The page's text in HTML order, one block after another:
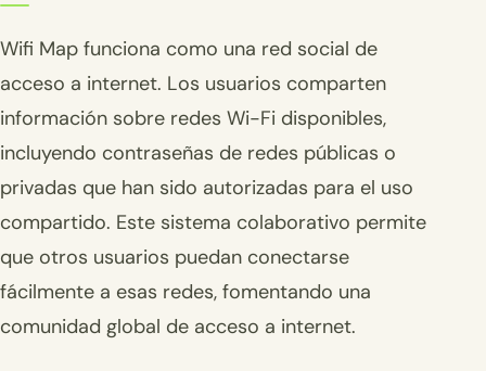
Wifi Map funciona como una red social de
acceso a internet. Los usuarios comparten
información sobre redes Wi-Fi disponibles,
incluyendo contraseñas de redes públicas o
privadas que han sido autorizadas para el uso
compartido. Este sistema colaborativo permite
que otros usuarios puedan conectarse
fácilmente a esas redes, fomentando una
comunidad global de acceso a internet.